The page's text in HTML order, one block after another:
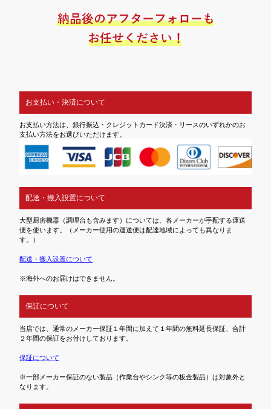
お支払い・決済について
お支払い方法は、銀行振込・クレジットカード決済・リースのいずれかのお
支払い方法をお選びいただけます。
配送・搬入設置について
大型厨房機器（調理台も含みます）については、各メーカーが手配する運送
便を使います。（メーカー使用の運送便は配達地域によっても異なりま
す。）
配送・搬入設置について
※海外へのお届けはできません。
保証について
当店では、通常のメーカー保証１年間に加えて１年間の無料延長保証、合計
２年間の保証をお付けしております。
保証について
※一部メーカー保証のない製品（作業台やシンク等の板金製品）は対象外と
なります。